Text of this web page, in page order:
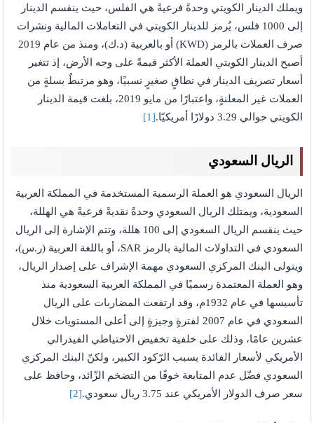
ويملك الدينار الكويتي وحدةً فرعيةً هي الفلس، حيث ينقسم الدينار
إلى 1000 فلس، يُرمز للدينار الكويتي في التعاملات المالية ونشرات
صرف العملات بالرمز (KWD) أو بالعربية (د.ك)، ومنذ من عام 2019
أصبح الدينار الكويتي العملة الأكثر قيمةً على وجه الأرض، إذ تتغير
أسعار تصريف الدينار في نطاقٍ صغيرٍ نسبيًا، وهو مرتبطٌ بسلةٍ من
العملات غير المعلنةٍ، واعتبارًا من مايو 2019، بلغت قيمة الدينار
الكويتي حوالي 3.29 دولارًا أمريكيًا.
[1]
الريال السعودي
الريال السعودي هو العملة الرسمية المستخدمة في المملكة العربية
السعودية، ويمتلك الريال السعودي وحدةً نقديةً فرعيةً هي الهللة،
حيث ينقسم الريال السعودي إلى 100 هللة، وتتم الإشارة إلى الريال
السعودي في التداولات المالية بالرمز SAR، أو باللغة العربية (ر.س)،
ويتولى البنك المركزي السعودي مهمة الإشراف على إصدار الريال،
وهو العملة المعتمدة رسميًا في المملكة العربية السعودية منذ
تأسيسها في عام 1932م، وقد ارتفعت المضاربات على الريال
السعودي في عام 2007 لفترةٍ وجيزةٍ إلى أعلى المستويات خلال
عشرين عامًا، وذلك على خلفية تخفيض الاحتياطي الفيدرالي
الأمريكي لأسعار الفائدة بسبب الرّكود الكبير، ولكنّ البنك المركزي
السعودي فضّل عدم المتابعة خوفًا من التضخم الزّائد، وحافظ على
سعر صرف الدولار الأمريكي عند 3.75 ريال سعودي.
[2]